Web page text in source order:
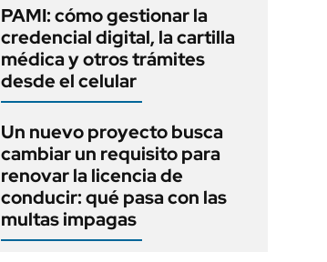
PAMI: cómo gestionar la
credencial digital, la cartilla
médica y otros trámites
desde el celular
Un nuevo proyecto busca
cambiar un requisito para
renovar la licencia de
conducir: qué pasa con las
multas impagas